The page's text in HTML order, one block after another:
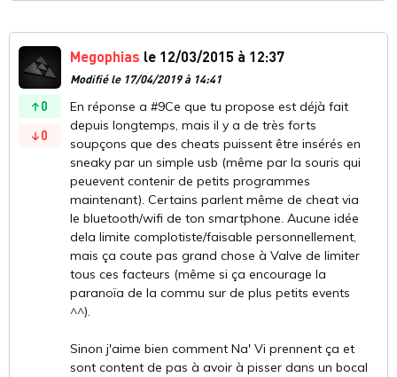
0
0
Megophias le 12/03/2015 à 12:37
Modifié le 17/04/2019 à 14:41
En réponse a #9Ce que tu propose est déjà fait
depuis longtemps, mais il y a de très forts
soupçons que des cheats puissent être insérés en
sneaky par un simple usb (même par la souris qui
peuevent contenir de petits programmes
maintenant). Certains parlent même de cheat via
le bluetooth/wifi de ton smartphone. Aucune idée
dela limite complotiste/faisable personnellement,
mais ça coute pas grand chose à Valve de limiter
tous ces facteurs (même si ça encourage la
paranoïa de la commu sur de plus petits events
^^).
Sinon j'aime bien comment Na' Vi prennent ça et
sont content de pas à avoir à pisser dans un bocal